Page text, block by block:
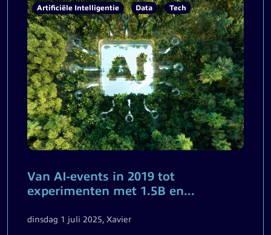
Artificiële Intelligentie Data Tech
Van AI-events in 2019 tot
experimenten met 1.5B en...
dinsdag 1 juli 2025, Xavier